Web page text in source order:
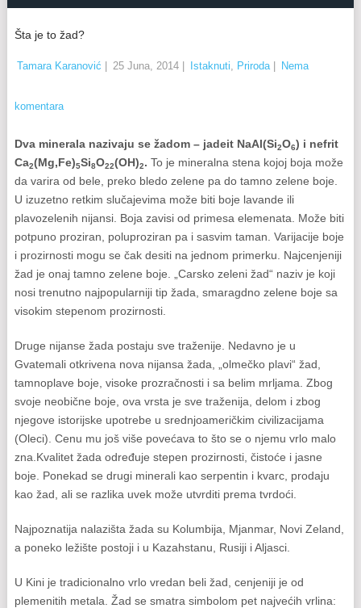
Šta je to žad?
Tamara Karanović 25 Juna, 2014| Istaknuti, Priroda| Nema
komentara
Dva minerala nazivaju se žadom – jadeit NaAl(Si2O6) i nefrit
Ca2(Mg,Fe)5Si8O22(OH)2. To je mineralna stena kojoj boja može
da varira od bele, preko bledo zelene pa do tamno zelene boje.
U izuzetno retkim slučajevima može biti boje lavande ili
plavozelenih nijansi. Boja zavisi od primesa elemenata. Može biti
potpuno proziran, poluproziran pa i sasvim taman. Varijacije boje
i prozirnosti mogu se čak desiti na jednom primerku. Najcenjeniji
žad je onaj tamno zelene boje. „Carsko zeleni žad“ naziv je koji
nosi trenutno najpopularniji tip žada, smaragdno zelene boje sa
visokim stepenom prozirnosti.
Druge nijanse žada postaju sve traženije. Nedavno je u
Gvatemali otkrivena nova nijansa žada, „olmečko plavi“ žad,
tamnoplave boje, visoke prozračnosti i sa belim mrljama. Zbog
svoje neobične boje, ova vrsta je sve traženija, delom i zbog
njegove istorijske upotrebe u srednjoameričkim civilizacijama
(Oleci). Cenu mu još više povećava to što se o njemu vrlo malo
zna.Kvalitet žada određuje stepen prozirnosti, čistoće i jasne
boje. Ponekad se drugi minerali kao serpentin i kvarc, prodaju
kao žad, ali se razlika uvek može utvrditi prema tvrdoći.
Najpoznatija nalazišta žada su Kolumbija, Mjanmar, Novi Zeland,
a poneko ležište postoji i u Kazahstanu, Rusiji i Aljasci.
U Kini je tradicionalno vrlo vredan beli žad, cenjeniji je od
plemenitih metala. Žad se smatra simbolom pet najvećih vrlina: